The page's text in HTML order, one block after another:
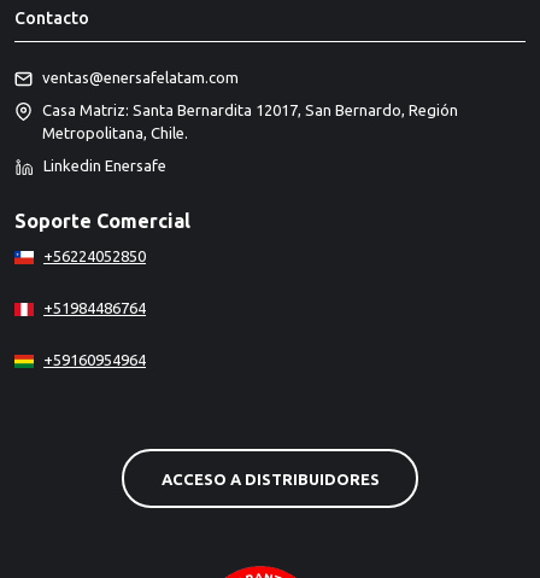
Contacto
ventas@enersafelatam.com
Casa Matriz: Santa Bernardita 12017, San Bernardo, Región
Metropolitana, Chile.
Linkedin Enersafe
Soporte Comercial
+56224052850
+51984486764
+59160954964
ACCESO A DISTRIBUIDORES